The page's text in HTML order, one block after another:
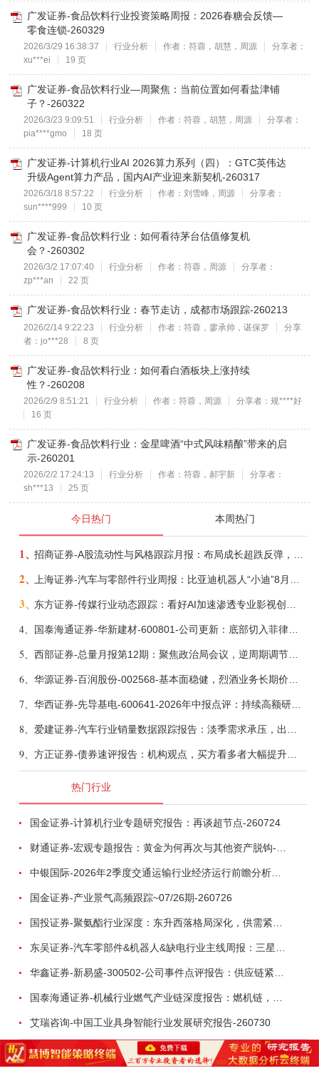
广发证券-食品饮料行业投资策略周报：2026春糖会反馈—
零食连锁-260329
2026/3/29 16:38:37 行业分析 作者：符蓉，胡慧，周源
分享者：
xu***ei
19 页
广发证券-食品饮料行业—周聚焦：当前位置如何看盐津铺
子？-260322
2026/3/23 9:09:51 行业分析 作者：符蓉，胡慧，周源
分享者：
pia****gmo
18 页
广发证券-计算机行业AI 2026算力系列（四）：GTC英伟达
升级Agent算力产品，国内AI产业迎来新契机-260317
2026/3/18 8:57:22 行业分析 作者：刘雪峰，周源
分享者：
sun****999
10 页
广发证券-食品饮料行业：如何看待茅台估值修复机
会？-260302
2026/3/2 17:07:40 行业分析 作者：符蓉，周源
分享者：
zp***an
22 页
广发证券-食品饮料行业：春节走访，成都市场跟踪-260213
2026/2/14 9:22:23 行业分析 作者：符蓉，廖承帅，谌保罗
分享
者：jo***28
8 页
广发证券-食品饮料行业：如何看白酒板块上涨持续
性？-260208
2026/2/9 8:51:21 行业分析 作者：符蓉，周源
分享者：规****好
16 页
广发证券-食品饮料行业：金星啤酒“中式风味精酿”带来的启
示-260201
2026/2/2 17:24:13 行业分析 作者：符蓉，郝宇新
分享者：
sh***13
25 页
今日热门 本周热门
1、
2、
3、
4、 国泰海通证券-华新建材-600801-公司更新：底部切入菲律宾市场，出海进程加快-260805
5、 西部证券-总量月报第12期：聚焦政治局会议，逆周期调节加力，增量政策可期-260806
6、
7、 华西证券-先导基电-600641-2026年中报点评：持续高额研发投入，离子注入机、半导体材料加速突破-260802
8、
9、 方正证券-债券速评报告：机构观点，买方看多者大幅提升至六成-260805
热门行业
国金证券-计算机行业专题研究报告：再谈超节点-260724
中银国际-2026年2季度交通运输行业经济运行前瞻分析：地缘冲突致航运和航空景气度分化，交通基础设施板块总体呈现稳健特征-260724
国金证券-产业景气高频跟踪~07/26期-260726
艾瑞咨询-中国工业具身智能行业发展研究报告-260730